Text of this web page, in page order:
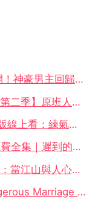
總裁崛起，你追了嗎？
，三女齊聚的逍遙亂世大冒險
，究竟是廢柴還是天才？
明的人，永遠是最痛的牽掛
輸掉，誰還會留下來？
on One Irresistible Lie